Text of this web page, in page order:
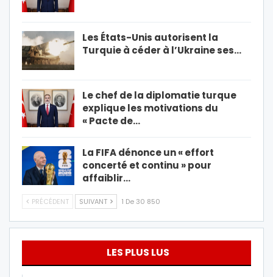
Les États-Unis autorisent la
Turquie à céder à l’Ukraine ses…
Le chef de la diplomatie turque
explique les motivations du
« Pacte de…
La FIFA dénonce un « effort
concerté et continu » pour
affaiblir…
PRÉCÉDENT SUIVANT 1 De 30 850
LES PLUS LUS